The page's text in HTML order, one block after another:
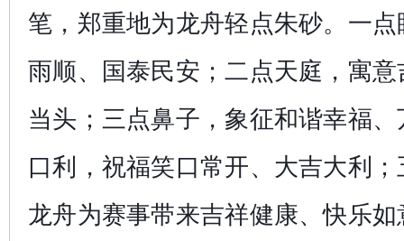
笔，郑重地为龙舟轻点朱砂。一
雨顺、国泰民安；二点天庭，寓
当头；三点鼻子，象征和谐幸福
口利，祝福笑口常开、大吉大利
龙舟为赛事带来吉祥健康、快乐